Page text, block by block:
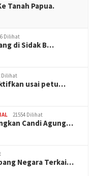
Tanah Papua.
Dilihat
di Sidak B…
Dilihat
usai petu…
21554 Dilihat
Candi Agung…
Negara Terkai…